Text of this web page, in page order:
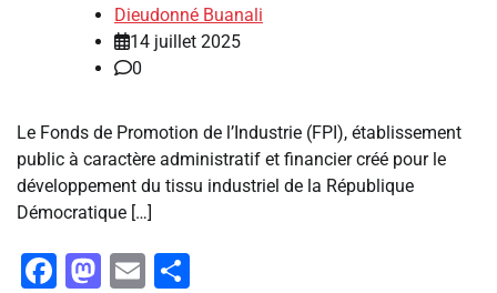
Dieudonné Buanali
14 juillet 2025
0
‎Le Fonds de Promotion de l’Industrie (FPI), établissement
public à caractère administratif et financier créé pour le
développement du tissu industriel de la République
Démocratique […]
Facebook
Mastodon
Email